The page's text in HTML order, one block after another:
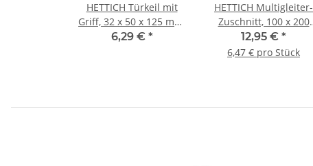
HETTICH Türkeil mit
Griff, 32 x 50 x 125 mm,
Kunststoff, Stahl,
6,29 € *
HETTICH Multigleiter-
Zuschnitt, 100 x 200
mm, 2 Stück
12,95 € *
6,47 € pro Stück